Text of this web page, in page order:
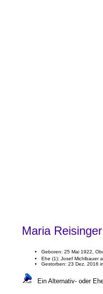
Maria Reisinger
Geboren: 25 Mai 1922,
Ehe (1): Josef Michlbauer
Gestorben: 23 Dez. 2016
Ein Alternativ- oder